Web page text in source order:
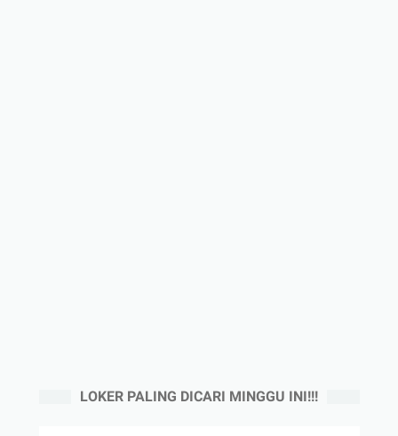
LOKER PALING DICARI MINGGU INI!!!